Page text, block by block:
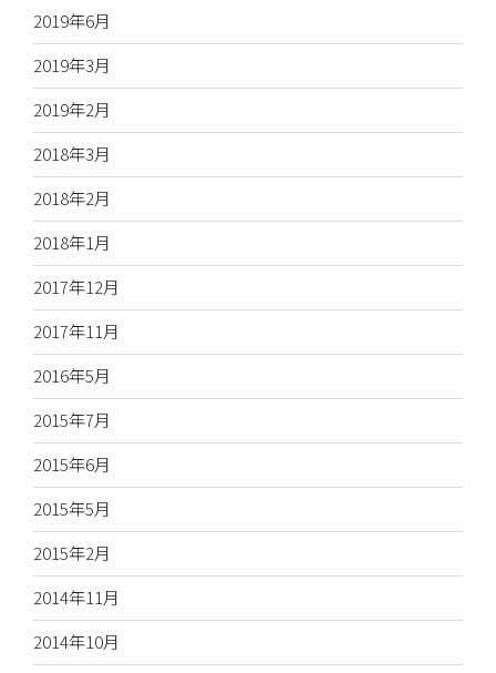
2019年6月
2019年3月
2019年2月
2018年3月
2018年2月
2018年1月
2017年12月
2017年11月
2016年5月
2015年7月
2015年6月
2015年5月
2015年2月
2014年11月
2014年10月